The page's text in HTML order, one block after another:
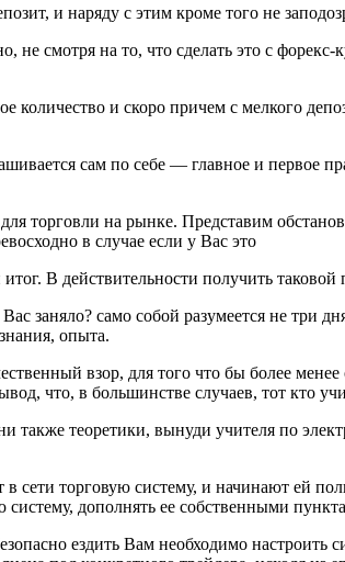
и наряду с этим кроме того не
смотря на то, что сделать это с форекс-
количество и скоро причем с мелкого
сам по себе — главное и первое
торговли на рынке. Представим
в случае если у Вас это
В действительности получить
заняло? само собой разумеется не три
опыта.
взор, для того что бы более менее
что, в большинстве случаев, тот кто
также теоретики, вынуди учителя по
торговую систему, и начинают ей
дополнять ее собственными
ездить Вам необходимо настроить